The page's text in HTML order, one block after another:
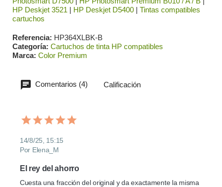
HP Deskjet 3521 | HP Deskjet D5400 | Tintas compatibles
cartuchos
Referencia HP364XLBK-B
Categoría Cartuchos de tinta HP compatibles
Marca Color Premium
Comentarios (4) Calificación
14/8/25, 15:15
Por Elena_M
El rey del ahorro
Cuesta una fracción del original y da exactamente la misma